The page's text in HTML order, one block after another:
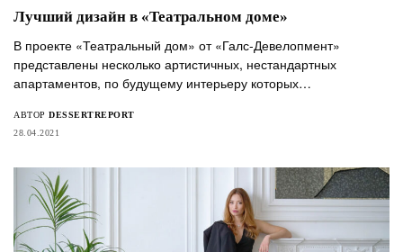
Лучший дизайн в «Театральном доме»
В проекте «Театральный дом» от «Галс-Девелопмент»
представлены несколько артистичных, нестандартных
апартаментов, по будущему интерьеру которых…
АВТОР DESSERTREPORT
28.04.2021